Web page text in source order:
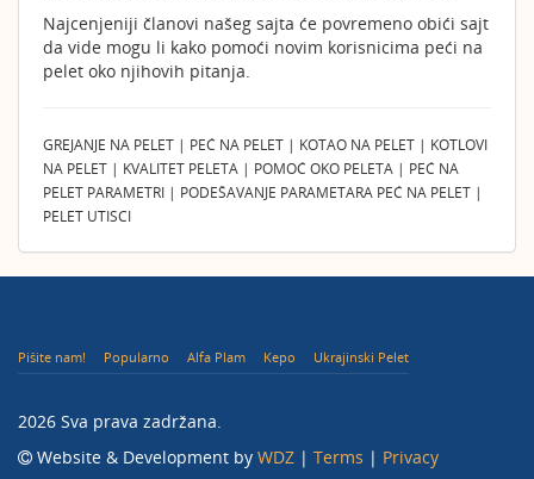
Najcenjeniji članovi našeg sajta će povremeno obići sajt
da vide mogu li kako pomoći novim korisnicima peći na
pelet oko njihovih pitanja.
GREJANJE NA PELET | PEĆ NA PELET | KOTAO NA PELET | KOTLOVI
NA PELET | KVALITET PELETA | POMOĆ OKO PELETA | PEĆ NA
PELET PARAMETRI | PODEŠAVANJE PARAMETARA PEĆ NA PELET |
PELET UTISCI
Pišite nam! Popularno Alfa Plam Kepo Ukrajinski Pelet
2026 Sva prava zadržana.
Website & Development by WDZ | Terms | Privacy